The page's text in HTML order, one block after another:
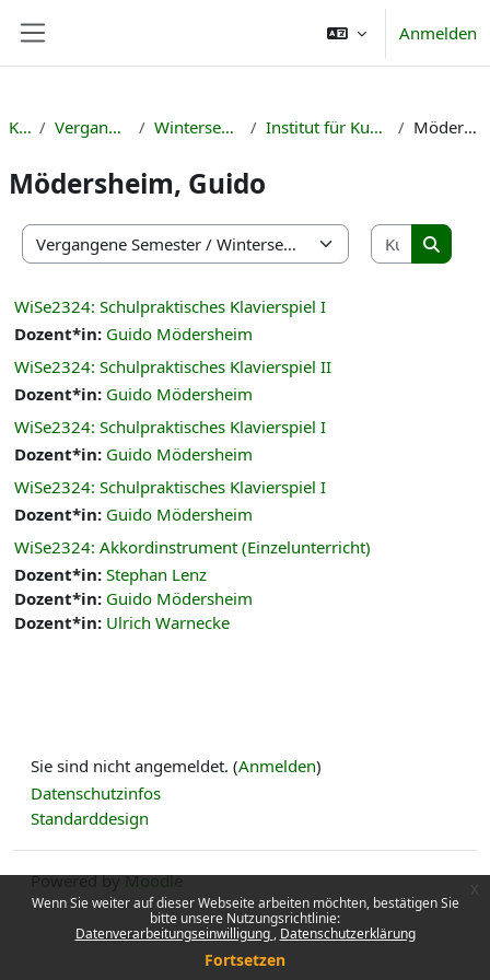
Wenn Sie weiter auf dieser Webseite arbeiten möchten, bestätigen Sie
bitte unsere Nutzungsrichtlinie:
Datenverarbeitungseinwilligung Datenschutzerklärung
Fortsetzen
Anmelden
Kurse Vergangene Semester Wintersemester 2023/24 Institut für Kunst, Musik und Sport Mödersheim, Guido
Mödersheim, Guido
Kursbereiche
Kurse
Kurse
WiSe2324: Schulpraktisches Klavierspiel I
Dozent*in: Guido Mödersheim
WiSe2324: Schulpraktisches Klavierspiel II
Dozent*in: Guido Mödersheim
WiSe2324: Schulpraktisches Klavierspiel I
Dozent*in: Guido Mödersheim
WiSe2324: Schulpraktisches Klavierspiel I
Dozent*in: Guido Mödersheim
WiSe2324: Akkordinstrument (Einzelunterricht)
Dozent*in: Stephan Lenz
Dozent*in: Guido Mödersheim
Dozent*in: Ulrich Warnecke
Sie sind nicht angemeldet. (Anmelden)
Datenschutzinfos
Standarddesign
Powered byMoodle